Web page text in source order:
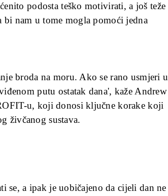
podosta teško motivirati, a još teže
bi nam u tome mogla pomoći jedna
broda na moru. Ako se rano usmjeri u
putu ostatak dana', kaže Andrew
u, koji donosi ključne korake koji
živčanog sustava.
a ipak je uobičajeno da cijeli dan ne